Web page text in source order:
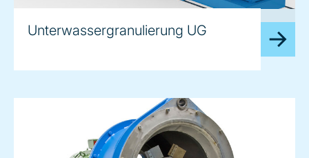
Unterwassergranulierung UG